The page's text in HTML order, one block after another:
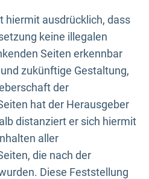
hiermit ausdrücklich, dass
keine illegalen
Seiten erkennbar
zukünftige Gestaltung,
der
hat der Herausgeber
distanziert er sich hiermit
aller
die nach der
Diese Feststellung